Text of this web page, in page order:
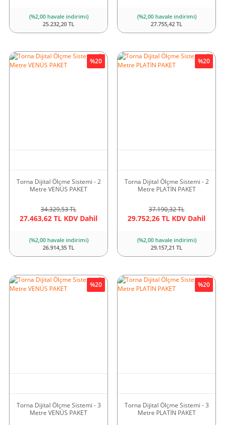
(%2,00 havale indirimi)
25.232,20 TL
(%2,00 havale indirimi)
27.755,42 TL
Torna Dijital Ölçme Sistemi - 2
Metre VENÜS PAKET
34.329,53 TL
27.463,62 TL KDV Dahil
%20
(%2,00 havale indirimi)
26.914,35 TL
Torna Dijital Ölçme Sistemi - 2
Metre PLATİN PAKET
37.190,32 TL
29.752,26 TL KDV Dahil
%20
(%2,00 havale indirimi)
29.157,21 TL
Torna Dijital Ölçme Sistemi - 3
Metre VENÜS PAKET
%20
Torna Dijital Ölçme Sistemi - 3
Metre PLATİN PAKET
%20